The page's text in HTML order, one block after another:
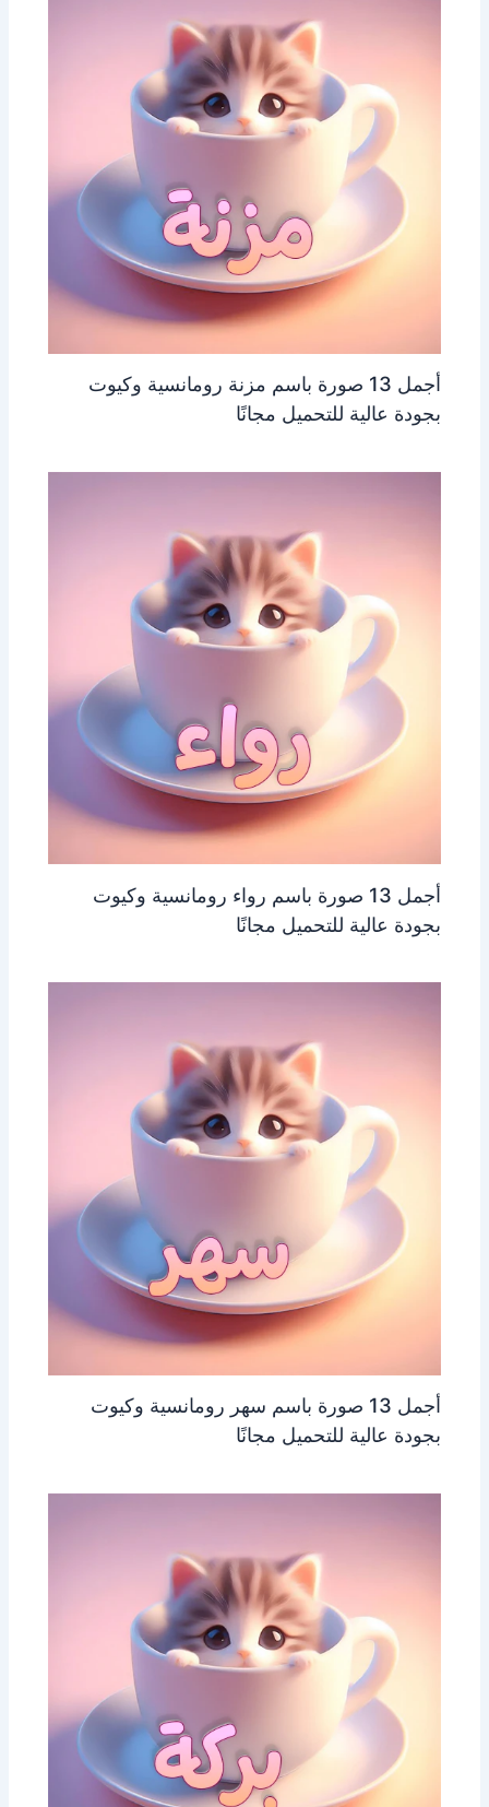
أجمل 13 صورة باسم مزنة رومانسية وكيوت
بجودة عالية للتحميل مجانًا
أجمل 13 صورة باسم رواء رومانسية وكيوت
بجودة عالية للتحميل مجانًا
أجمل 13 صورة باسم سهر رومانسية وكيوت
بجودة عالية للتحميل مجانًا